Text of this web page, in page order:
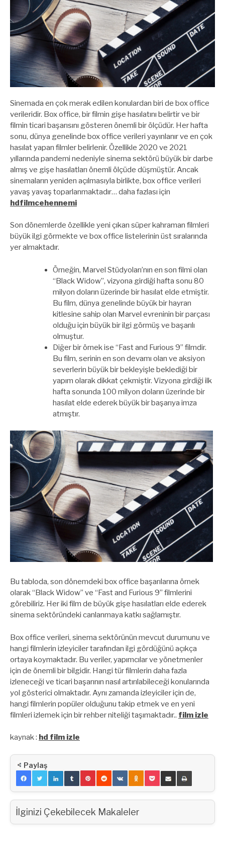
Sinemada en çok merak edilen konulardan biri de box office
verileridir. Box office, bir filmin gişe hasılatını belirtir ve bir
filmin ticari başarısını gösteren önemli bir ölçüdür. Her hafta
sonu, dünya genelinde box office verileri yayınlanır ve en çok
hasılat yapan filmler belirlenir. Özellikle 2020 ve 2021
yıllarında pandemi nedeniyle sinema sektörü büyük bir darbe
almış ve gişe hasılatları önemli ölçüde düşmüştür. Ancak
sinemaların yeniden açılmasıyla birlikte, box office verileri
yavaş yavaş toparlanmaktadır… daha fazlası için
hdfilmcehennemi
Son dönemlerde özellikle yeni çıkan süper kahraman filmleri
büyük ilgi görmekte ve box office listelerinin üst sıralarında
yer almaktadır.
Örneğin, Marvel Stüdyoları’nın en son filmi olan
“Black Widow”, vizyona girdiği hafta sonu 80
milyon doların üzerinde bir hasılat elde etmiştir.
Bu film, dünya genelinde büyük bir hayran
kitlesine sahip olan Marvel evreninin bir parçası
olduğu için büyük bir ilgi görmüş ve başarılı
olmuştur.
Diğer bir örnek ise “Fast and Furious 9” filmdir.
Bu film, serinin en son devamı olan ve aksiyon
severlerin büyük bir bekleyişle beklediği bir
yapım olarak dikkat çekmiştir. Vizyona girdiği ilk
hafta sonunda 100 milyon doların üzerinde bir
hasılat elde ederek büyük bir başarıya imza
atmıştır.
Bu tabloda, son dönemdeki box office başarılarına örnek
olarak “Black Widow” ve “Fast and Furious 9” filmlerini
görebiliriz. Her iki film de büyük gişe hasılatları elde ederek
sinema sektöründeki canlanmaya katkı sağlamıştır.
Box office verileri, sinema sektörünün mevcut durumunu ve
hangi filmlerin izleyiciler tarafından ilgi gördüğünü açıkça
ortaya koymaktadır. Bu veriler, yapımcılar ve yönetmenler
için de önemli bir bilgidir. Hangi tür filmlerin daha fazla
izleneceği ve ticari başarının nasıl artırılabileceği konularında
yol gösterici olmaktadır. Aynı zamanda izleyiciler için de,
hangi filmlerin popüler olduğunu takip etmek ve en yeni
filmleri izlemek için bir rehber niteliği taşımaktadır.. film izle
kaynak : hd film izle
Paylaş
İlginizi Çekebilecek Makaleler